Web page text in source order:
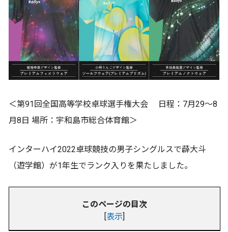
＜第91回全国高等学校卓球選手権大会 日程：7月29～8
月8日 場所：宇和島市総合体育館＞
インターハイ2022卓球競技の男子シングルスで薜大斗
（遊学館）が1年生でランク入りを果たしました。
このページの目次
[表示]